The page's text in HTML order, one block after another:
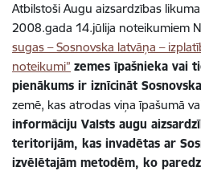
Atbilstoši Augu aizsardzības
2008.gada 14.jūlija noteikumiem
sugas – Sosnovska latvāņa –
noteikumi” zemes īpašnieka vai
pienākums ir iznīcināt
zemē, kas atrodas viņa īpašumā
informāciju Valsts augu
teritorijām, kas invadētas ar
izvēlētajām metodēm, ko